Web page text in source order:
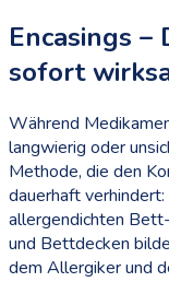
Encasings –
sofort
Während
langwierig oder
Methode, die den
dauerhaft
allergendichten
und Bettdecken
dem Allergiker und